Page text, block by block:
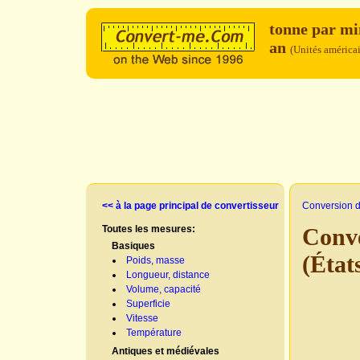
tonne par
an (Unités
<< à la page principal de convertisseur
Toutes les mesures:
Basiques
Poids, masse
Longueur, distance
Volume, capacité
Superficie
Vitesse
Température
Antiques et médiévales
Conversion